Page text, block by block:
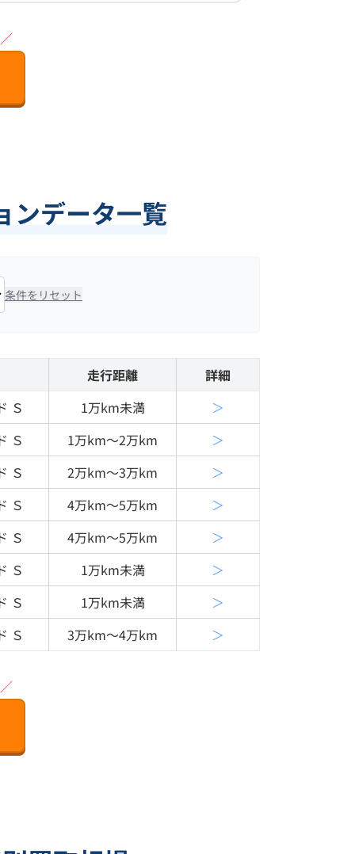
／
ンデータ一覧
条件をリセット
走行距離
詳細
Ｓ
1万km未満
＞
Ｓ
1万km〜2万km
＞
Ｓ
2万km〜3万km
＞
Ｓ
4万km〜5万km
＞
Ｓ
4万km〜5万km
＞
Ｓ
1万km未満
＞
Ｓ
1万km未満
＞
Ｓ
3万km〜4万km ＞
／